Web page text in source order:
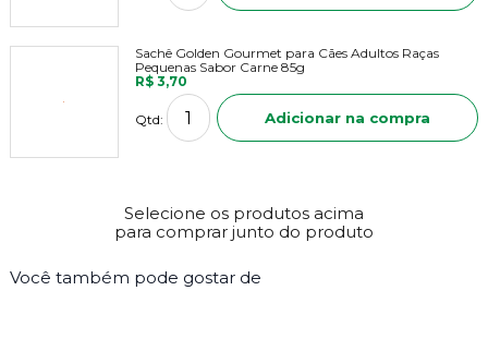
Sachê Golden Gourmet para Cães Adultos Raças
Pequenas Sabor Carne 85g
R$ 3,70
Qtd: Adicionar na compra
Selecione os produtos acima
para comprar junto do produto
Você também pode gostar de